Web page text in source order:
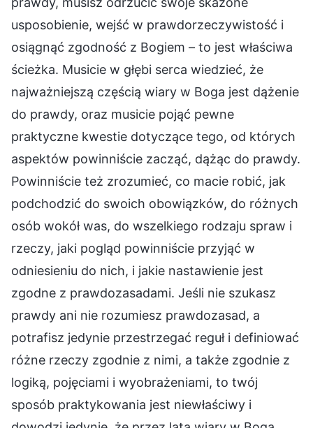
usposobienie, wejść w prawdorzeczywistość i
osiągnąć zgodność z Bogiem – to jest właściwa
ścieżka. Musicie w głębi serca wiedzieć, że
najważniejszą częścią wiary w Boga jest dążenie
do prawdy, oraz musicie pojąć pewne
praktyczne kwestie dotyczące tego, od których
aspektów powinniście zacząć, dążąc do prawdy.
Powinniście też zrozumieć, co macie robić, jak
podchodzić do swoich obowiązków, do różnych
osób wokół was, do wszelkiego rodzaju spraw i
rzeczy, jaki pogląd powinniście przyjąć w
odniesieniu do nich, i jakie nastawienie jest
zgodne z prawdozasadami. Jeśli nie szukasz
prawdy ani nie rozumiesz prawdozasad, a
potrafisz jedynie przestrzegać reguł i definiować
różne rzeczy zgodnie z nimi, a także zgodnie z
logiką, pojęciami i wyobrażeniami, to twój
sposób praktykowania jest niewłaściwy i